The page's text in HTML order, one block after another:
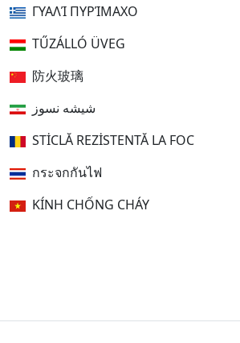
ΓΥΑΛΊ ΠΥΡΊΜΑΧΟ
TŰZÁLLÓ ÜVEG
防火玻璃
شیشه نسوز
STICLĂ REZISTENTĂ LA FOC
กระจกกันไฟ
KÍNH CHỐNG CHÁY